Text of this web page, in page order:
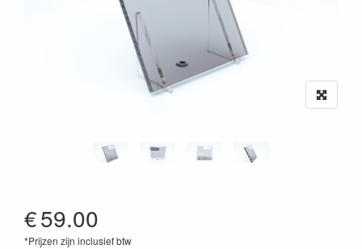
€59.00
*Prijzen zijn inclusief btw